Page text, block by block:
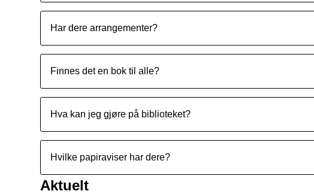
Har dere arrangementer?
Finnes det en bok til alle?
Hva kan jeg gjøre på biblioteket?
Hvilke papiraviser har dere?
Aktuelt